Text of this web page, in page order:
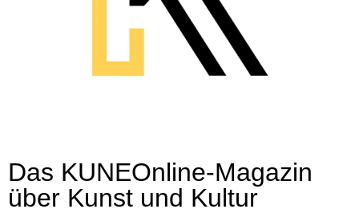
Das KUNEOnline-Magazin
über Kunst und Kultur